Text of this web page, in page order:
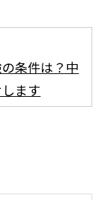
条件は？中
ます